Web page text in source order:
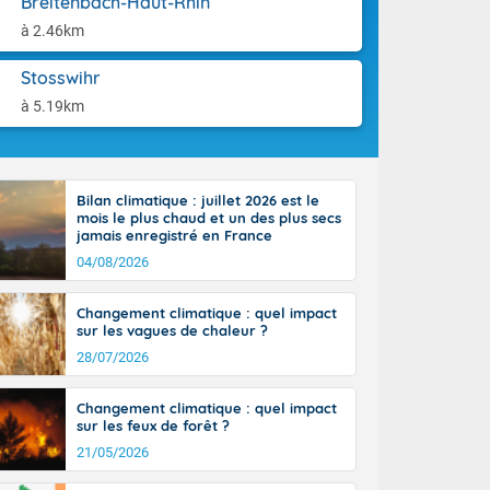
à 2.46km
Stosswihr
à 5.19km
l'Occitanie
puis
Midi-
nord du
Les
totalité du
Bilan climatique : juillet 2026 est le
mois le plus chaud et un des plus secs
jamais enregistré en France
04/08/2026
Changement climatique : quel impact
sur les vagues de chaleur ?
28/07/2026
Changement climatique : quel impact
sur les feux de forêt ?
21/05/2026